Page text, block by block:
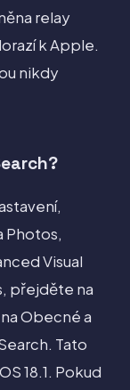
relay
k Apple.
nikdy
Photos,
Visual
přejděte na
Obecné a
Tato
18.1. Pokud